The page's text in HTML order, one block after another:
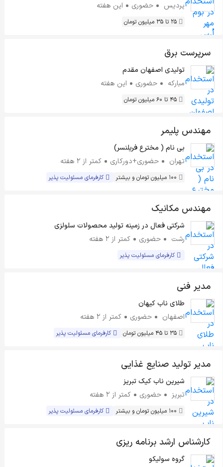
پردیس
حضوری این هفته
25 تا 35 میلیون تومان
سرپرست برق
تولیدی اصفهان مقدم
مبارکه
حضوری این هفته
45 تا 60 میلیون تومان
مهندس پلیمر
بی نام ( مخترع فریلنسر)
تهران
حضوری+دورکاری کمتر از ۲ هفته
100 میلیون تومان و بیشتر کارفرمای مسئولیت پذیر
مهندس مکانیک
شرکتی فعال در زمینه تولید محصولات سلولزی
رشت
حضوری کمتر از ۲ هفته
کارفرمای مسئولیت پذیر
مدیر فنی
طلای ناب کیهان
اصفهان
حضوری کمتر از ۲ هفته
35 تا 45 میلیون تومان کارفرمای مسئولیت پذیر
مدیر تولید صنایع غذایی
شیرین ناب کیک تبریز
تبریز
حضوری کمتر از ۲ هفته
100 میلیون تومان و بیشتر کارفرمای مسئولیت پذیر
کارشناس ارشد برنامه ریزی
گروه سولیکو